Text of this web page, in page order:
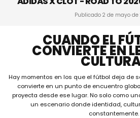
Publicado 2 de mayo de
CUANDO EL
CONVIERTE EN
Hay momentos en los que el fútbol deja de
convierte en un punto de encuentro
proyecta desde ese lugar. No solo como
un escenario donde identidad,
constantemente.